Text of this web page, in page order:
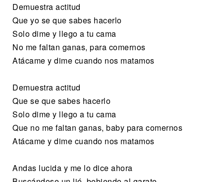
Demuestra actitud
Que yo se que sabes hacerlo
Solo dime y llego a tu cama
No me faltan ganas, para comernos
Atácame y dime cuando nos matamos
Demuestra actitud
Que se que sabes hacerlo
Solo dime y llego a tu cama
Que no me faltan ganas, baby para comernos
Atácame y dime cuando nos matamos
Andas lucida y me lo dice ahora